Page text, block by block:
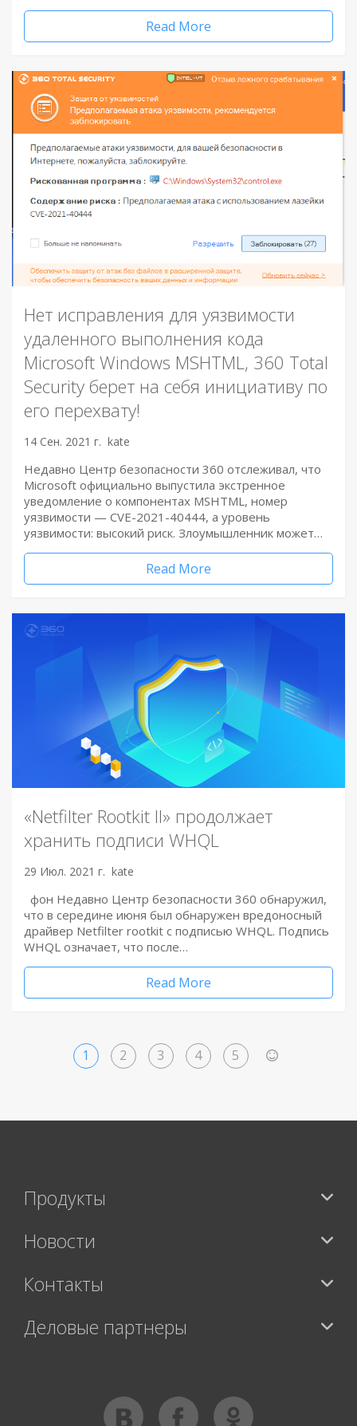
Read More
Нет исправления для уязвимости
удаленного выполнения кода
Microsoft Windows MSHTML, 360 Total
Security берет на себя инициативу по
его перехвату!
14 Сен. 2021 г. kate
Недавно Центр безопасности 360 отслеживал, что
Microsoft официально выпустила экстренное
уведомление о компонентах MSHTML, номер
уязвимости — CVE-2021-40444, а уровень
уязвимости: высокий риск. Злоумышленник может…
Read More
«Netfilter Rootkit II» продолжает
хранить подписи WHQL
29 Июл. 2021 г. kate
фон Недавно Центр безопасности 360 обнаружил,
что в середине июня был обнаружен вредоносный
драйвер Netfilter rootkit с подписью WHQL. Подпись
WHQL означает, что после…
Read More
1 2 3 4 5
Продукты
Новости
Контакты
Деловые партнеры